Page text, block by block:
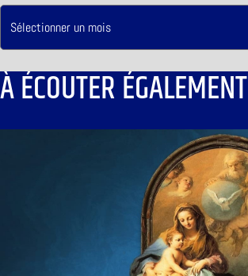
À ÉCOUTER ÉGALEMENT